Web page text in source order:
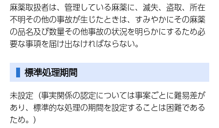
麻薬取扱者は、管理している麻薬に、滅失、盗取、所在
不明その他の事故が生じたときは、すみやかにその麻薬
の品名及び数量その他事故の状況を明らかにするため必
要な事項を届け出なければならない。
標準処理期間
未設定（事実関係の認定については事案ごとに難易差が
あり、標準的な処理の期間を設定することは困難である
ため。）